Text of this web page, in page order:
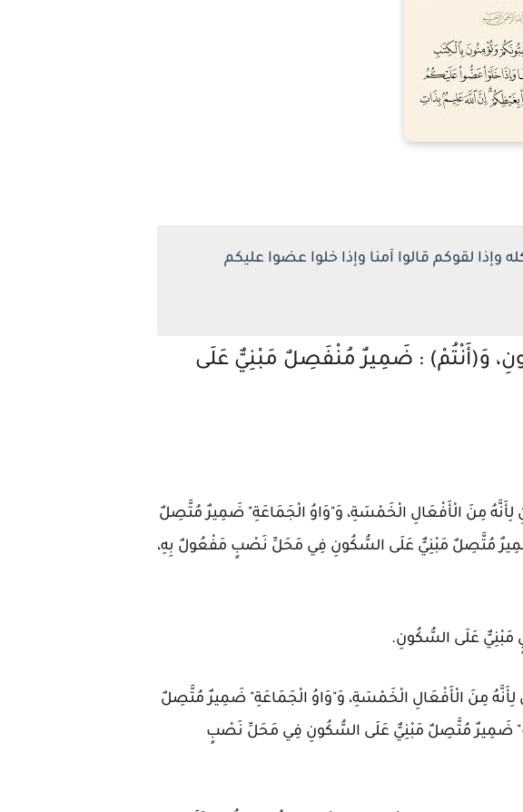
وإذا لقوكم قالوا آمنا وإذا خلوا عضوا عليكم
وَ(أَنْتُمْ) : ضَمِيرٌ مُنْفَصِلٌ مَبْنِيٌّ عَلَى
مِنَ الْأَفْعَالِ الْخَمْسَةِ، وَ"وَاوُ الْجَمَاعَةِ" ضَمِيرٌ مُتَّصِلٌ
مُتَّصِلٌ مَبْنِيٌّ عَلَى السُّكُونِ فِي مَحَلِّ نَصْبٍ مَفْعُولٌ بِهِ،
مَبْنِيٌّ عَلَى السُّكُونِ.
مِنَ الْأَفْعَالِ الْخَمْسَةِ، وَ"وَاوُ الْجَمَاعَةِ" ضَمِيرٌ مُتَّصِلٌ
ضَمِيرٌ مُتَّصِلٌ مَبْنِيٌّ عَلَى السُّكُونِ فِي مَحَلِّ نَصْبٍ